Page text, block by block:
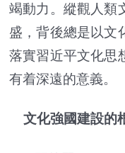
竭動力。縱觀人類
盛，背後總是以文
落實習近平文化思
有着深遠的意義。
文化強國建設的